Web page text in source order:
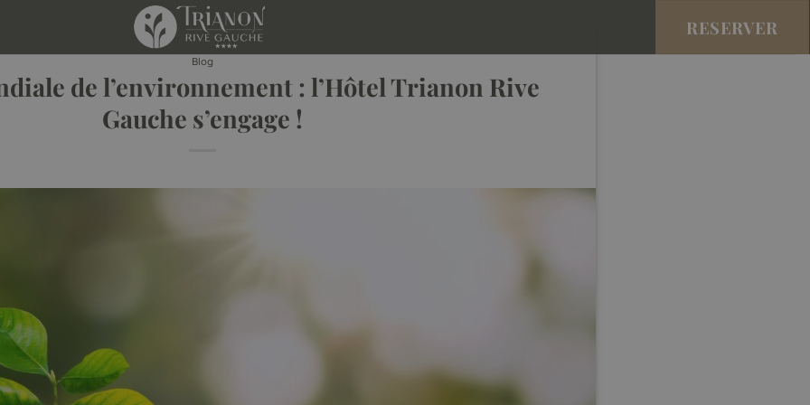
RESERVER
Blog
de l’environnement : l’Hôtel Trianon Rive
Gauche s’engage !